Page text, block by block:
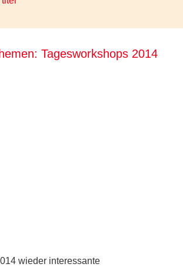
Tagesworkshops 2014
wieder interessante